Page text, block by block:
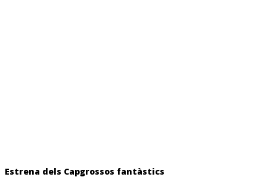
Estrena dels Capgrossos fantàstics